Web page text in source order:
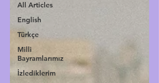
All Articles
English
Türkçe
Milli
Bayramlarımız
İzlediklerim